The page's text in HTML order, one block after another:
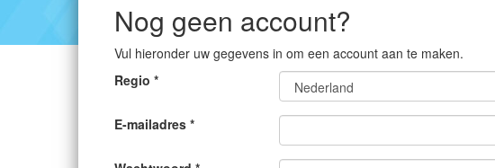
Nog geen account?
Vul hieronder uw gegevens in om een account aan te maken.
Regio *
E-mailadres *